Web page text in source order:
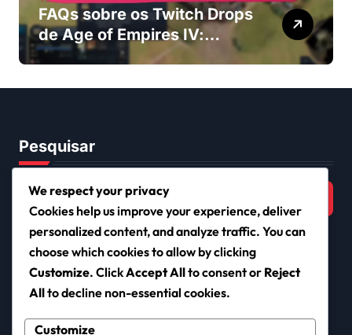
FAQs sobre os Twitch Drops
de Age of Empires IV:
Perguntas comuns,
Pesquisar
Search
for:
iclub.pt
We respect your privacy
Cookies help us improve your experience, deliver
personalized content, and analyze traffic. You can
choose which cookies to allow by clicking
Customize. ClickAccept Allto consent or Reject
Allto decline non-essential cookies.
Customize